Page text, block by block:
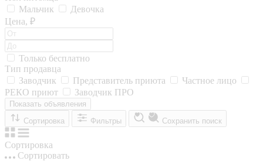
Мальчик
Девочка
Цена, ₽
Только бесплатно
Тип продавца
Заводчик
Представитель приюта
Частное лицо
РЕКО приют
Заводчик ПРО
Показать объявления
Сортировка
Фильтры Сохранить поиск
Сортировка
Сортировать